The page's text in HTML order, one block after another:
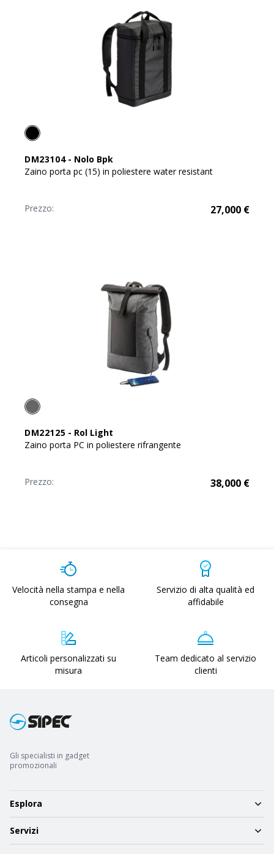
DM23104- Nolo Bpk
Zaino porta pc (15) in poliestere water resistant
Prezzo: 27,000 €
DM22125 - Rol Light
Zaino porta PC in poliestere rifrangente
Prezzo: 38,000 €
Velocità nella stampa e nella
consegna
Servizio di alta qualità ed
affidabile
Articoli personalizzati su
misura
Team dedicato al servizio
clienti
Gli specialisti in gadget
promozionali
Esplora
Servizi